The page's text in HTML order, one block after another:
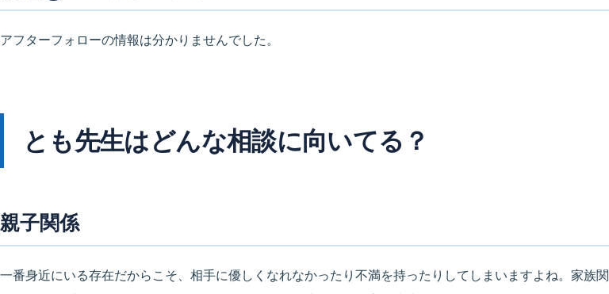
アフターフォローの情報は分かりませんでした。
とも先生はどんな相談に向いてる？
親子関係
一番身近にいる存在だからこそ、相手に優しくなれなかったり不満を持ったりしてしまいますよね。家族関